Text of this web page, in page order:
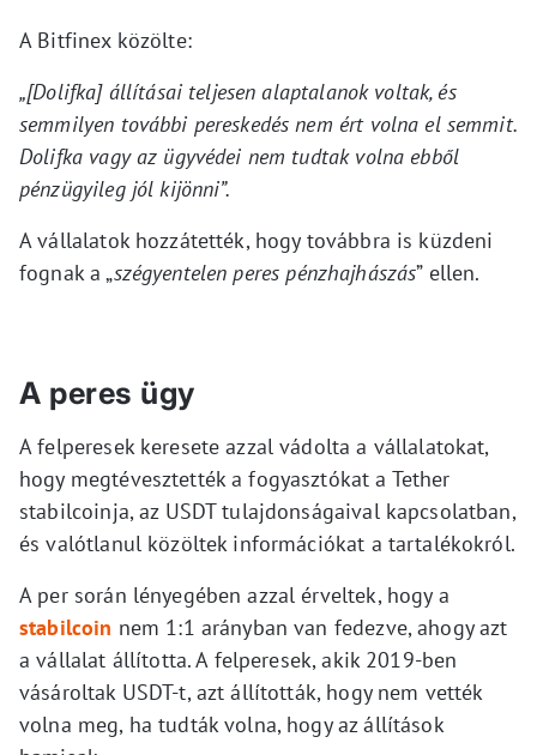
A Bitfinex közölte:
„[Dolifka] állításai teljesen alaptalanok voltak, és
semmilyen további pereskedés nem ért volna el semmit.
Dolifka vagy az ügyvédei nem tudtak volna ebből
pénzügyileg jól kijönni”.
A vállalatok hozzátették, hogy továbbra is küzdeni
fognak a „szégyentelen peres pénzhajhászás” ellen.
A peres ügy
A felperesek keresete azzal vádolta a vállalatokat,
hogy megtévesztették a fogyasztókat a Tether
stabilcoinja, az USDT tulajdonságaival kapcsolatban,
és valótlanul közöltek információkat a tartalékokról.
A per során lényegében azzal érveltek, hogy a
stabilcoin nem 1:1 arányban van fedezve, ahogy azt
a vállalat állította. A felperesek, akik 2019-ben
vásároltak USDT-t, azt állították, hogy nem vették
volna meg, ha tudták volna, hogy az állítások